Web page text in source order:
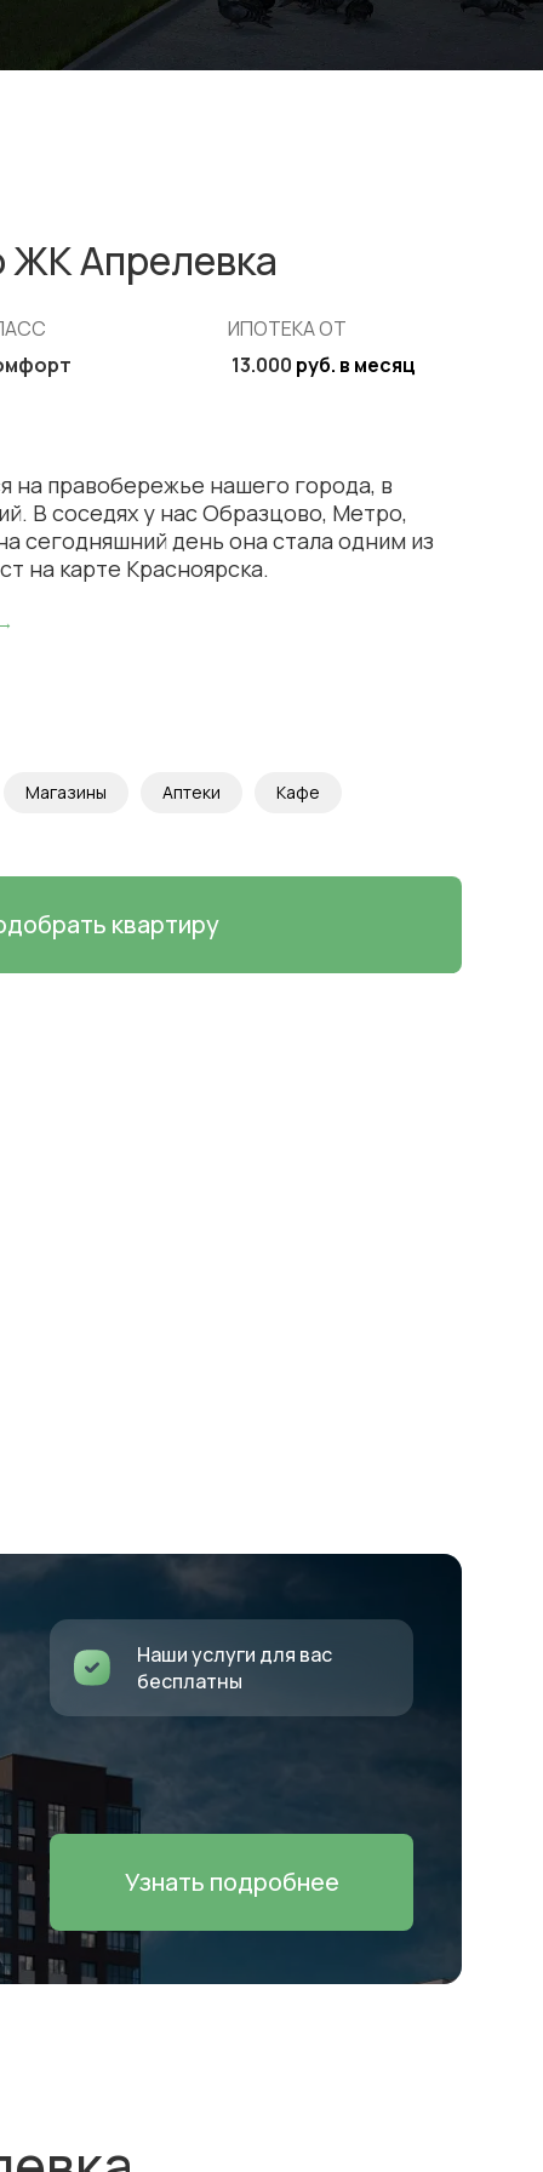
Апрелевка
ИПОТЕКА ОТ
13.000 руб. в месяц
на правобережье нашего города, в
В соседях у нас Образцово, Метро,
сегодняшний день она стала одним из
на карте Красноярска.
Магазины Аптеки Кафе
квартиру
Узнать подробнее
Наши услуги для вас
бесплатны